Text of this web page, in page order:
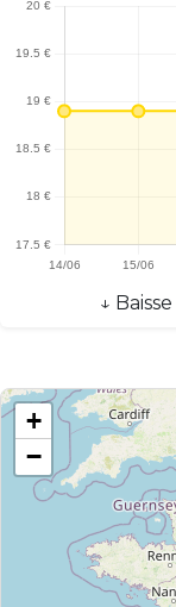
↓ Baisse
+
−